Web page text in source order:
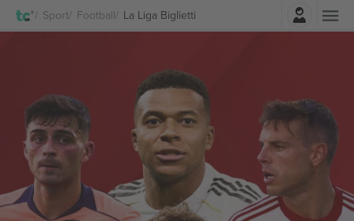
Sport Football La Liga Biglietti